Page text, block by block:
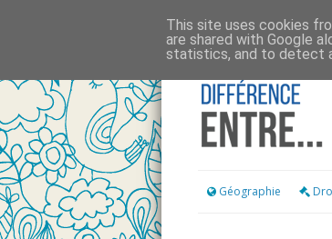
Géographie
This site uses cookies
are shared with Google
statistics, and to detect